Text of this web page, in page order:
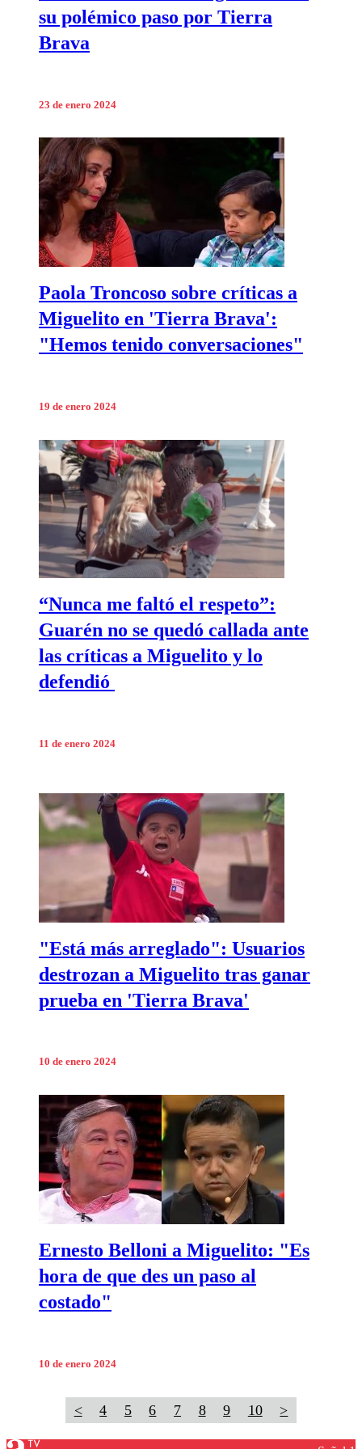
su polémico paso por Tierra
Brava
23 de enero 2024
Paola Troncoso sobre críticas a
Miguelito en 'Tierra Brava':
"Hemos tenido conversaciones"
19 de enero 2024
“Nunca me faltó el respeto”:
Guarén no se quedó callada ante
las críticas a Miguelito y lo
defendió
11 de enero 2024
"Está más arreglado": Usuarios
destrozan a Miguelito tras ganar
prueba en 'Tierra Brava'
10 de enero 2024
Ernesto Belloni a Miguelito: "Es
hora de que des un paso al
costado"
10 de enero 2024
< 4 5 6 7 8 9 10 >